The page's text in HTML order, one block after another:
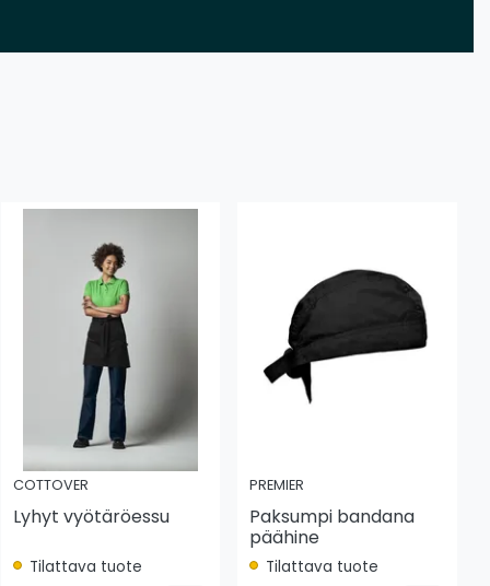
COTTOVER
Lyhyt vyötäröessu
Tilattava tuote
PREMIER
Paksumpi bandana
päähine
Tilattava tuote